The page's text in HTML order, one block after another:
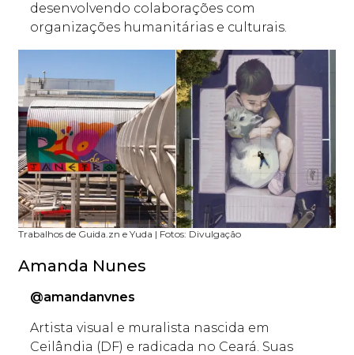
desenvolvendo colaborações com
organizações humanitárias e culturais.
Trabalhos de Guida.zn e Yuda | Fotos: Divulgação
Amanda Nunes
@amandanvnes
Artista visual e muralista nascida em
Ceilândia (DF) e radicada no Ceará. Suas